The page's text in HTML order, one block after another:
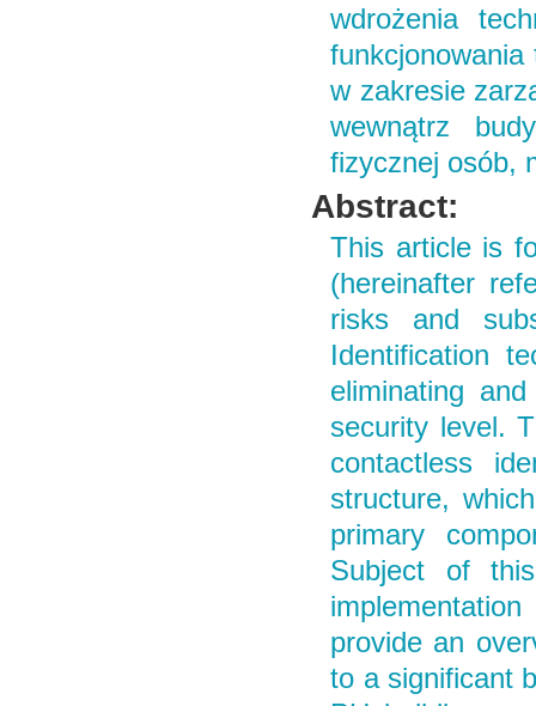
wdrożenia
w zakresie
wewnątrz
fizycznej osób,
Abstract:
This article is
(hereinafter
risks and
Identification
eliminating
security level.
contactless
structure,
primary
Subject of
provide an
to a significant